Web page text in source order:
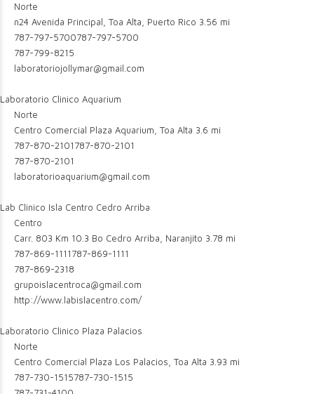
Norte
n24 Avenida Principal, Toa Alta, Puerto Rico 3.56 mi
787-797-5700787-797-5700
787-799-8215
laboratoriojollymar@gmail.com
Laboratorio Clinico Aquarium
Norte
Centro Comercial Plaza Aquarium, Toa Alta 3.6 mi
787-870-2101787-870-2101
787-870-2101
laboratorioaquarium@gmail.com
Lab Clinico Isla Centro Cedro Arriba
Centro
Carr. 803 Km 10.3 Bo Cedro Arriba, Naranjito 3.78 mi
787-869-1111787-869-1111
787-869-2318
grupoislacentroca@gmail.com
http://www.labislacentro.com/
Laboratorio Clinico Plaza Palacios
Norte
Centro Comercial Plaza Los Palacios, Toa Alta 3.93 mi
787-730-1515787-730-1515